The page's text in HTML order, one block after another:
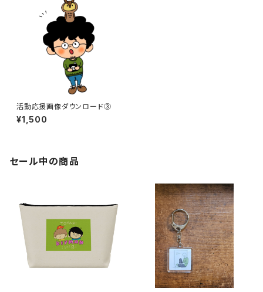
活動応援画像ダウンロード③
¥1,500
セール中の商品